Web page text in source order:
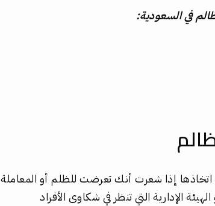
في السعودية:
إذا شعرت أنك تعرضت للظلم أو المعاملة
الإدارية التي تنظر في شكاوى الأفراد